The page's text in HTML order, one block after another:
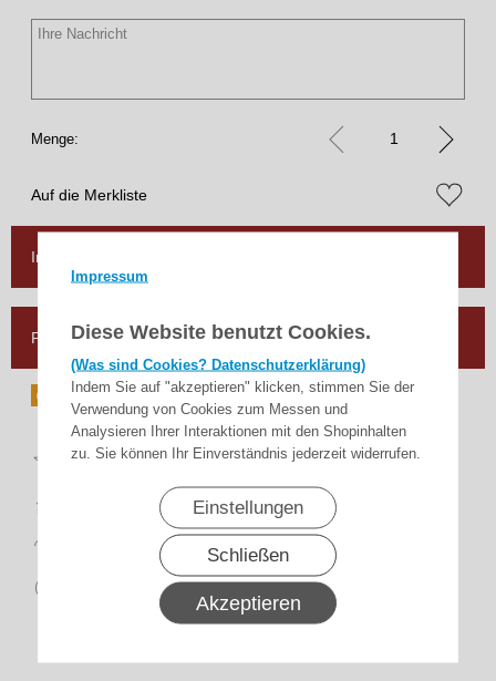
Impressum
Diese Website benutzt Cookies.
(Was sind Cookies? Datenschutzerklärung)
Indem Sie auf "akzeptieren" klicken, stimmen Sie der
Verwendung von Cookies zum Messen und
Analysieren Ihrer Interaktionen mit den Shopinhalten
zu. Sie können Ihr Einverständnis jederzeit widerrufen.
Einstellungen
Schließen
Akzeptieren
Menge:
Auf die Merkliste
In den Warenkorb
Frage zum Artikel
Top
Rückgaberecht